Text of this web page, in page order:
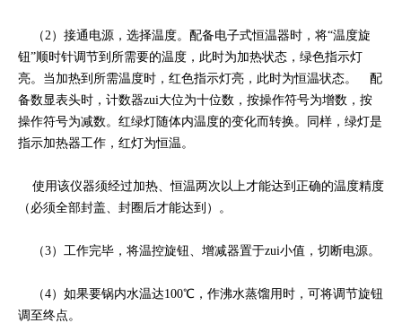
（2）接通电源，选择温度。配备电子式恒温器时，将“温度旋
钮”顺时针调节到所需要的温度，此时为加热状态，绿色指示灯
亮。当加热到所需温度时，红色指示灯亮，此时为恒温状态。 配
备数显表头时，计数器zui大位为十位数，按操作符号为增数，按
操作符号为减数。红绿灯随体内温度的变化而转换。同样，绿灯是
指示加热器工作，红灯为恒温。
使用该仪器须经过加热、恒温两次以上才能达到正确的温度精度
（必须全部封盖、封圈后才能达到）。
（3）工作完毕，将温控旋钮、增减器置于zui小值，切断电源。
（4）如果要锅内水温达100℃，作沸水蒸馏用时，可将调节旋钮
调至终点。